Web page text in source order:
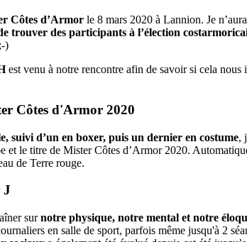
Côtes d’Armor le 8 mars 2020 à Lannion. Je
trouver des participants à l’élection
)
est venu à notre rencontre afin de savoir si cela
Côtes d'Armor 2020
suivi d’un en boxer, puis un dernier en costume,
et le titre de Mister Côtes d’Armor 2020.
de Terre rouge.
J
surnotre physique, notre mental et notre
en salle de sport, parfois même jusqu'à 2